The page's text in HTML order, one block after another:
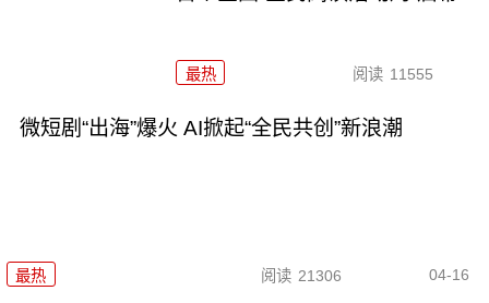
最热 阅读 11555
微短剧“出海”爆火 AI掀起“全民共创”新浪潮
最热 阅读 21306 04-16